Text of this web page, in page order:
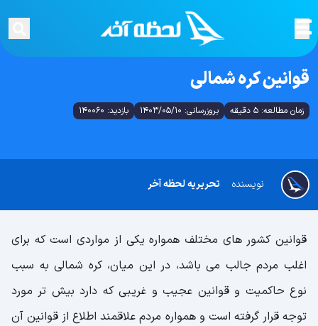
قوانین کره شمالی
زمان مطالعه: 5 دقیقه بروزرسانی: 1403/05/10 بازدید: 140060
تحریریه لحظه آخر نویسنده
قوانین کشور های مختلف همواره یکی از مواردی است که برای
اغلب مردم جالب می باشد، در این میان، کره شمالی به سبب
نوع حاکمیت و قوانین عجیب و غریبی که دارد بیش تر مورد
توجه قرار گرفته است و همواره مردم علاقمند اطلاع از قوانین آن